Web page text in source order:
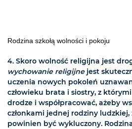
Rodzina szkołą wolności i pokoju
4. Skoro wolność religijna jest
wychowanie religijnejest
uczenia nowych pokoleń
człowieku brata i siostry, z
drodze i współpracować, ażeby
członkami jednej rodziny
powinien być wykluczony.